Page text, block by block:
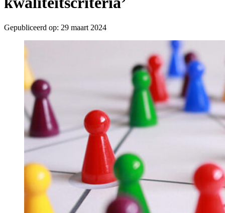
Gepubliceerd op: 29 maart 2024